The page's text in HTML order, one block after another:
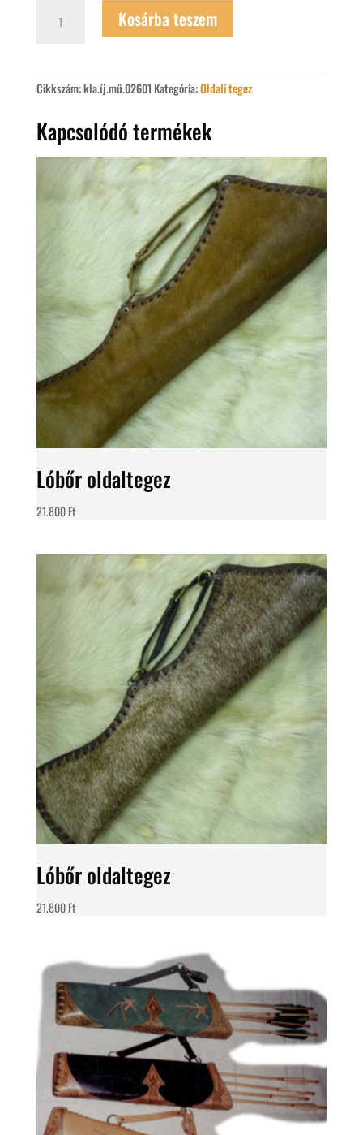
oldaltegez
Kosárba teszem
Cikkszám:kla.íj.mű.02601 Kategória:Oldali tegez
Kapcsolódó termékek
Lóbőr oldaltegez
21.800Ft
Lóbőr oldaltegez
21.800Ft